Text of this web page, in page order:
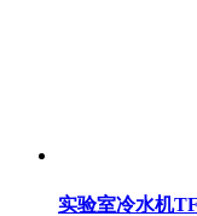
实验室冷水机